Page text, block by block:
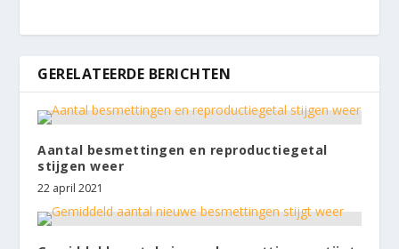
GERELATEERDE BERICHTEN
Aantal besmettingen en reproductiegetal
stijgen weer
22 april 2021